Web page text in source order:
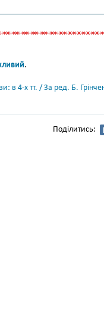
.
в 4-х тт. / За ред. Б.
Поділитись: